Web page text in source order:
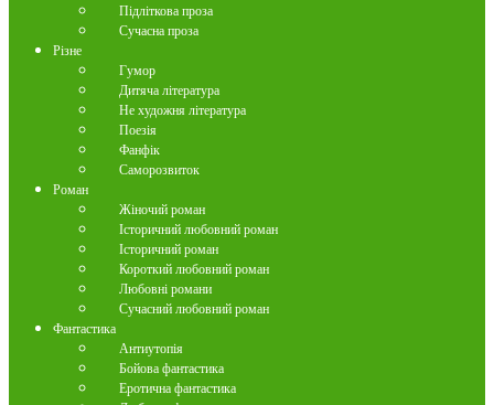
Підліткова проза
Сучасна проза
Різне
Гумор
Дитяча література
Не художня література
Поезія
Фанфік
Саморозвиток
Роман
Жіночий роман
Історичний любовний роман
Історичний роман
Короткий любовний роман
Любовні романи
Сучасний любовний роман
Фантастика
Антиутопія
Бойова фантастика
Еротична фантастика